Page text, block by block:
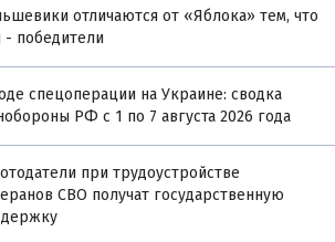
отличаются от «Яблока» тем, что
- победители
спецоперации на Украине: сводка
РФ с 1 по 7 августа 2026 года
при трудоустройстве
СВО получат государственную